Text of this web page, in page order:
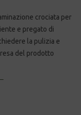
crociata per
e pregato di
la pulizia e
del prodotto